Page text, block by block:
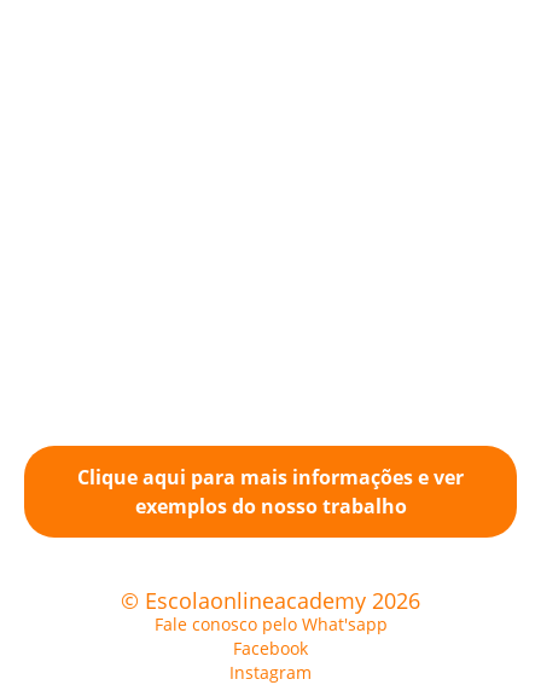
Clique aqui para mais informações e ver
exemplos do nosso trabalho
© Escolaonlineacademy 2026
Fale conosco pelo What'sapp
Facebook
Instagram